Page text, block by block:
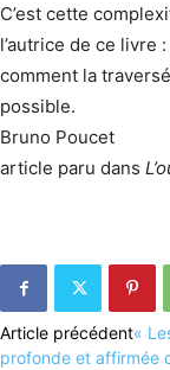
C’est cette
l’autrice de ce livre
comment la
possible.
Bruno Poucet
article paru dans
Article précédent«
profonde et affirmée